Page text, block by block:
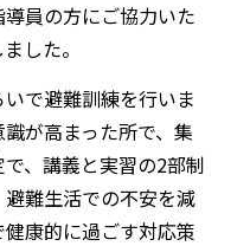
員の方にご協力いた
した。
で避難訓練を行いま
が高まった所で、集
、講義と実習の2部制
難生活での不安を減
康的に過ごす対応策